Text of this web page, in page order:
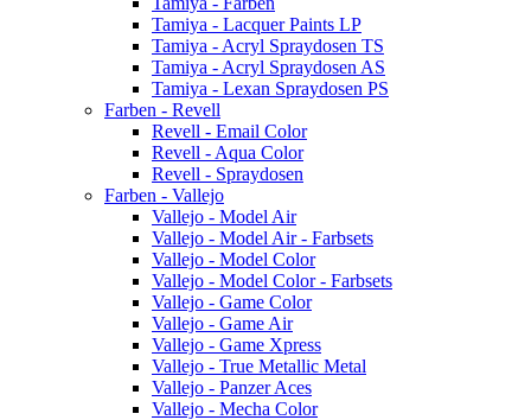
Tamiya - Lacquer Paints LP
Tamiya - Acryl Spraydosen TS
Tamiya - Acryl Spraydosen AS
Tamiya - Lexan Spraydosen PS
Farben - Revell
Revell - Email Color
Revell - Aqua Color
Revell - Spraydosen
Farben - Vallejo
Vallejo - Model Air
Vallejo - Model Air - Farbsets
Vallejo - Model Color
Vallejo - Model Color - Farbsets
Vallejo - Game Color
Vallejo - Game Air
Vallejo - Game Xpress
Vallejo - True Metallic Metal
Vallejo - Panzer Aces
Vallejo - Mecha Color